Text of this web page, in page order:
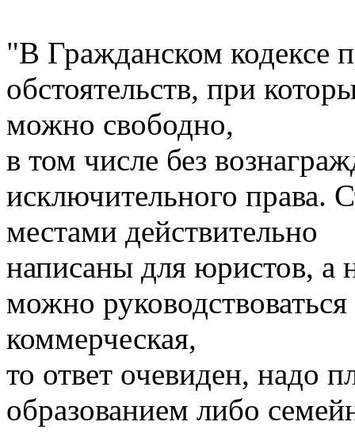
"В Гражданском кодексе
обстоятельств, при
можно свободно,
в том числе без
исключительного права.
местами действительно
написаны для юристов, а
можно
коммерческая,
то ответ очевиден, надо
образованием либо